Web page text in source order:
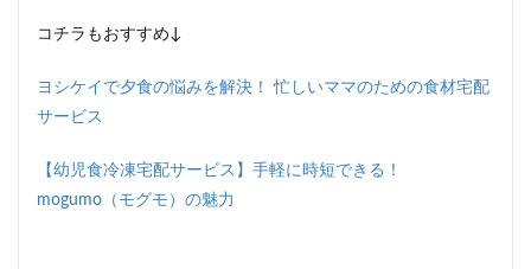
コチラもおすすめ↓
ヨシケイで夕食の悩みを解決！ 忙しいママのための食材宅配
サービス
【幼児食冷凍宅配サービス】手軽に時短できる！
mogumo（モグモ）の魅力